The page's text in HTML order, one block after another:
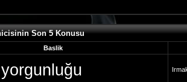
Son 5 Konusu
Baslik